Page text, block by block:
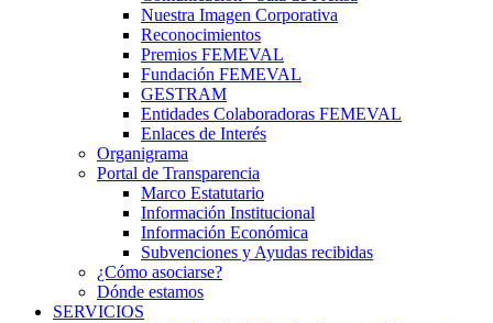
Nuestra Imagen Corporativa
Reconocimientos
Premios FEMEVAL
Fundación FEMEVAL
GESTRAM
Entidades Colaboradoras FEMEVAL
Enlaces de Interés
Organigrama
Portal de Transparencia
Marco Estatutario
Información Institucional
Información Económica
Subvenciones y Ayudas recibidas
¿Cómo asociarse?
Dónde estamos
SERVICIOS